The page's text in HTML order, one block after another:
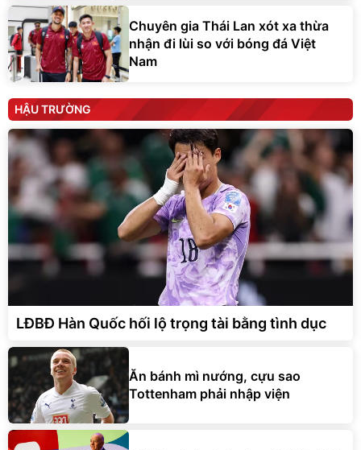
Chuyên gia Thái Lan xót xa thừa
nhận đi lùi so với bóng đá Việt
Nam
HẬU TRƯỜNG
LĐBĐ Hàn Quốc hối lộ trọng tài bằng tình dục
Ăn bánh mì nướng, cựu sao
Tottenham phải nhập viện